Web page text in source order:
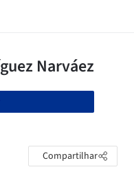
Compartilhar